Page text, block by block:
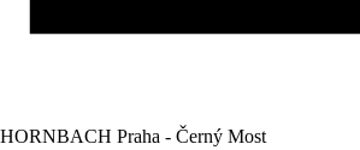
HORNBACH Praha - Černý Most